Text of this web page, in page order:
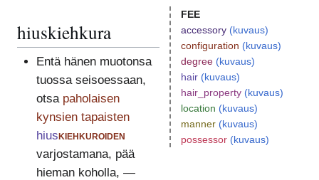
hiuskiehkura
Entä hänen muotonsa
tuossa seisoessaan,
otsa paholaisen
kynsien tapaisten
hiuskiehkuroiden
varjostamana, pää
hieman koholla, —
FEE
accessory (kuvaus)
configuration (kuvaus)
degree (kuvaus)
hair (kuvaus)
hair_property (kuvaus)
location (kuvaus)
manner (kuvaus)
possessor (kuvaus)